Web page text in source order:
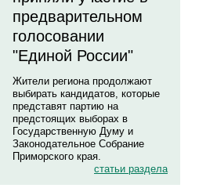
предварительном
голосовании
"Единой России"
Жители региона продолжают
выбирать кандидатов, которые
представят партию на
предстоящих выборах в
Государственную Думу и
Законодательное Собрание
Приморского края.
статьи раздела